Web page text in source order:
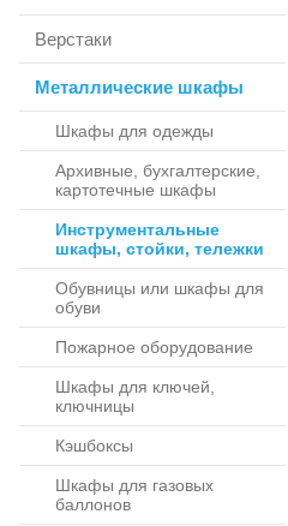
Верстаки
Металлические шкафы
Шкафы для одежды
Архивные, бухгалтерские,
картотечные шкафы
Инструментальные
шкафы, стойки, тележки
Обувницы или шкафы для
обуви
Пожарное оборудование
Шкафы для ключей,
ключницы
Кэшбоксы
Шкафы для газовых
баллонов